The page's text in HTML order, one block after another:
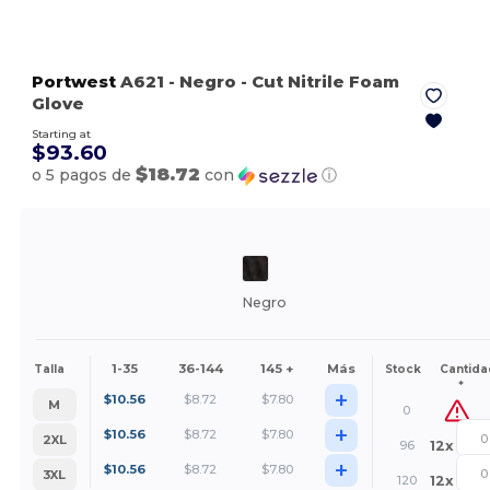
Portwest A621 - Negro - Cut Nitrile Foam
Glove
Starting at
$93.60
o 5 pagos de$18.72 con ⓘ
Negro
Talla 1-35 36-144 145 + Más Stock
*
M $10.56 $8.72 $7.80 +
0
2XL
$10.56 $8.72 $7.80 + 96 12x
3XL $10.56 $8.72 $7.80 + 120 12x